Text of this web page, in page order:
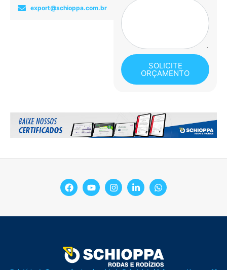
export@schioppa.com.br
SOLICITE
ORÇAMENTO